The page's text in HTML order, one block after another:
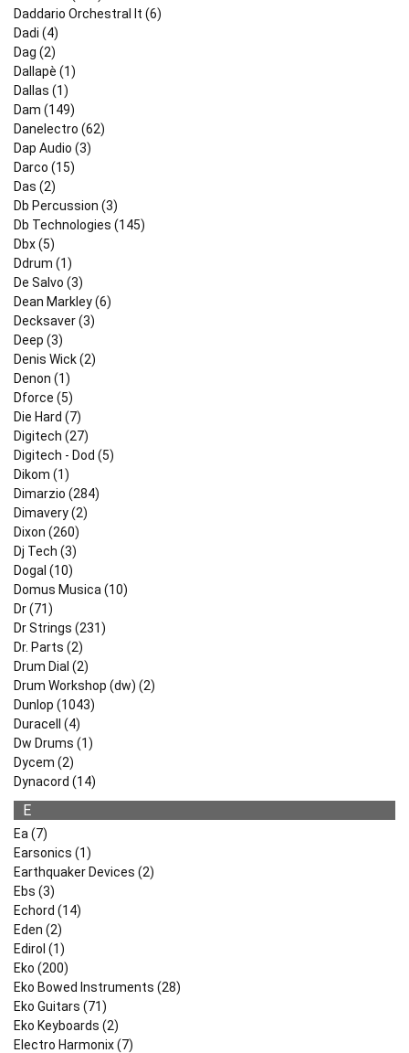
Daddario Orchestral It (6)
Dadi (4)
Dag (2)
Dallapè (1)
Dallas (1)
Dam (149)
Danelectro (62)
Dap Audio (3)
Darco (15)
Das (2)
Db Percussion (3)
Db Technologies (145)
Dbx (5)
Ddrum (1)
De Salvo (3)
Dean Markley (6)
Decksaver (3)
Deep (3)
Denis Wick (2)
Denon (1)
Dforce (5)
Die Hard (7)
Digitech (27)
Digitech - Dod (5)
Dikom (1)
Dimarzio (284)
Dimavery (2)
Dixon (260)
Dj Tech (3)
Dogal (10)
Domus Musica (10)
Dr (71)
Dr Strings (231)
Dr. Parts (2)
Drum Dial (2)
Drum Workshop (dw) (2)
Dunlop (1043)
Duracell (4)
Dw Drums (1)
Dycem (2)
Dynacord (14)
E
Ea (7)
Earsonics (1)
Earthquaker Devices (2)
Ebs (3)
Echord (14)
Eden (2)
Edirol (1)
Eko (200)
Eko Bowed Instruments (28)
Eko Guitars (71)
Eko Keyboards (2)
Electro Harmonix (7)